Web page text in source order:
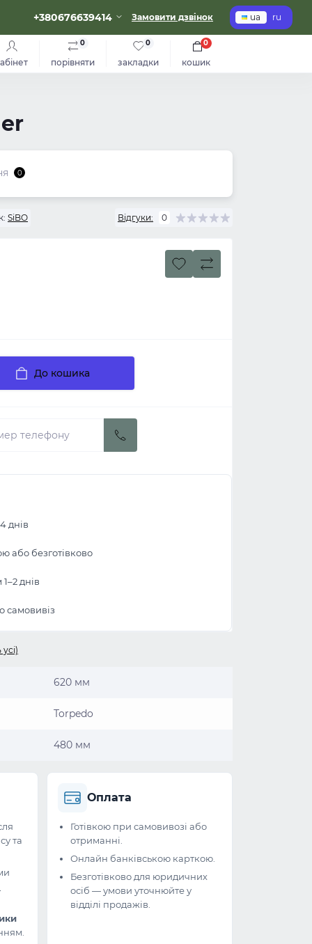
+380676639414 Замовити дзвінок ua ru
порівняти
0
закладки
0
кошик
0
0
SiBO Відгуки: 0
До кошика
днів
або безготівково
днів
самовивіз
620 мм
Torpedo
480 мм
та
Оплата
Готівкою при самовивозі або
отриманні.
Онлайн банківською карткою.
Безготівково для юридичних
осіб — умови уточнюйте у
відділі продажів.